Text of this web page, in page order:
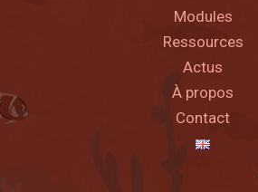
Modules
Ressources
Actus
À propos
Contact